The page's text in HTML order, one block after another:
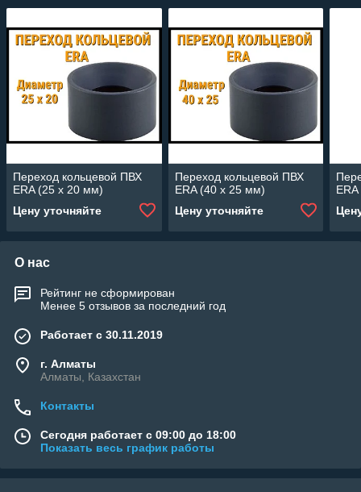
Переход кольцевой ПВХ
ERA (25 x 20 мм)
Цену уточняйте
Переход кольцевой ПВХ
ERA (40 x 25 мм)
Цену уточняйте
О нас
Рейтинг не сформирован
Менее 5 отзывов за последний год
Работает с 30.11.2019
г. Алматы
Алматы, Казахстан
Контакты
Сегодня работает с 09:00 до 18:00
Показать весь график работы